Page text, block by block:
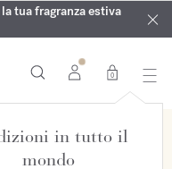
OUDvelvet moodnel
fragranze e gli oli per il
tua fragranza estiva
0
in tutto il
mondo